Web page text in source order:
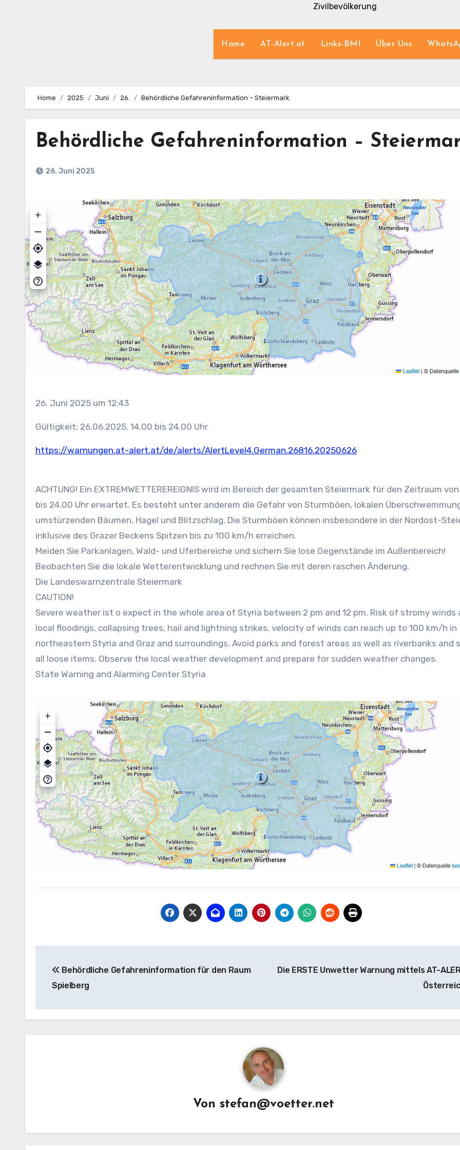
Zivilbevölkerung
Home AT-Alert.at Links-BMI Über Uns
Home 2025 Juni 26. Behördliche Gefahreninformation – Steiermark
Behördliche Gefahreninformation –
26. Juni 2025
26. Juni 2025 um 12:43
Gültigkeit: 26.06.2025, 14.00 bis 24.00 Uhr
https://warnungen.at-alert.at/de/alerts/AlertLevel4.German.26816.20250626
ACHTUNG! Ein EXTREMWETTEREREIGNIS wird im Bereich der gesamten Steiermark für den Zeitraum
bis 24.00 Uhr erwartet. Es besteht unter anderem die Gefahr von Sturmböen, lokalen
umstürzenden Bäumen, Hagel und Blitzschlag. Die Sturmböen können insbesondere in der Nordost-
inklusive des Grazer Beckens Spitzen bis zu 100 km/h erreichen.
Meiden Sie Parkanlagen, Wald- und Uferbereiche und sichern Sie lose Gegenstände im Außenbereich!
Beobachten Sie die lokale Wetterentwicklung und rechnen Sie mit deren raschen Änderung.
Die Landeswarnzentrale Steiermark
CAUTION!
Severe weather ist o expect in the whole area of Styria between 2 pm and 12 pm. Risk of stromy winds
local floodings, collapsing trees, hail and lightning strikes, velocity of winds can reach up to 100 km/h in
northeastern Styria and Graz and surroundings. Avoid parks and forest areas as well as riverbanks and
all loose items. Observe the local weather development and prepare for sudden weather changes.
State Warning and Alarming Center Styria
Behördliche Gefahreninformation für den Raum
Spielberg
Die ERSTE Unwetter Warnung mittels AT-
Von stefan@voetter.net